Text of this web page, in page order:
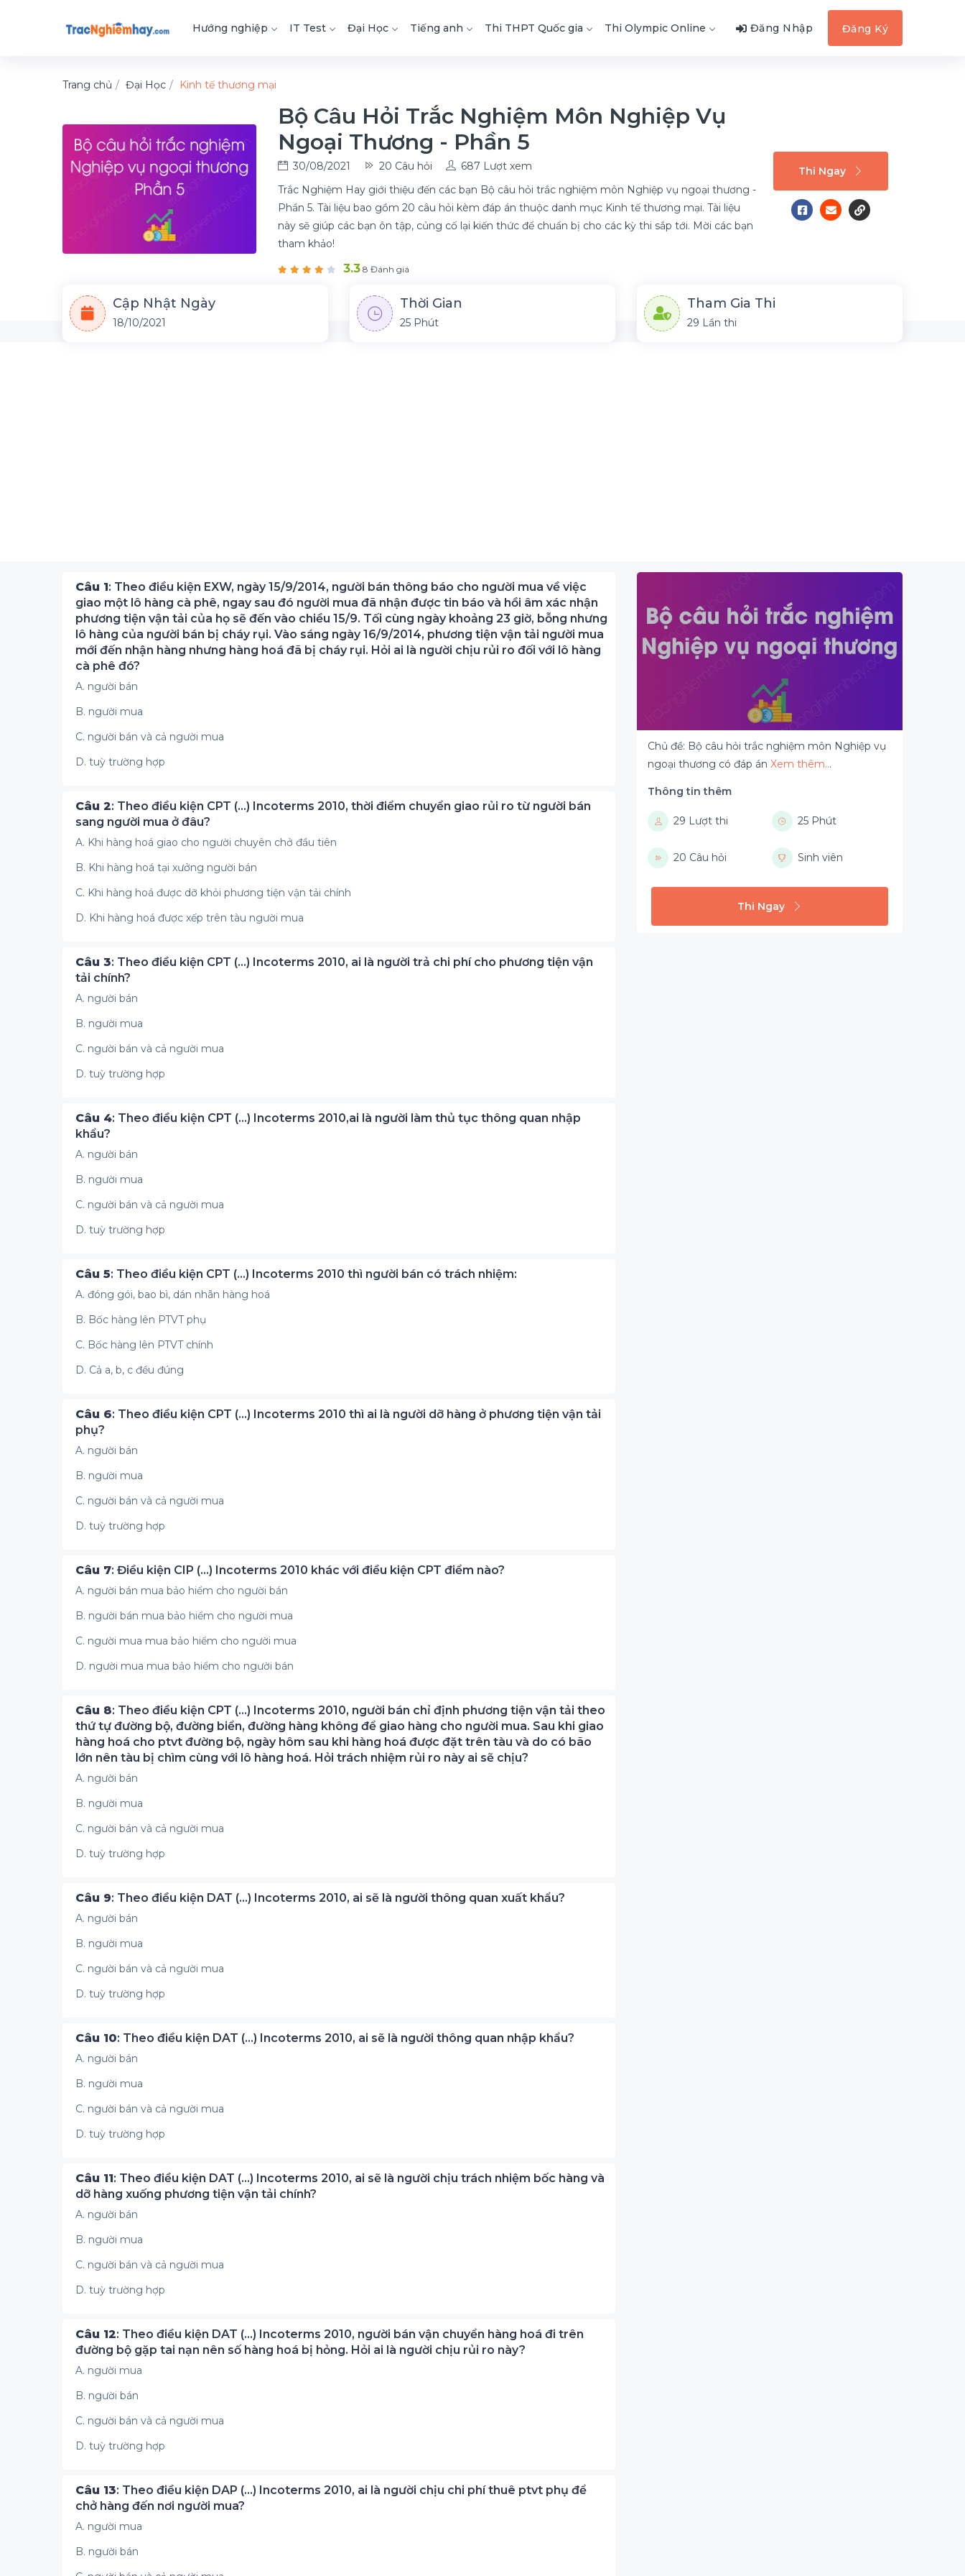
Hướng nghiệp IT Test Đại Học Tiếng anh Thi THPT Quốc gia Thi Olympic Online Đăng Nhập Đăng Ký
Trang chủ Đại Học Kinh tế thương mại
Bộ Câu Hỏi Trắc Nghiệm Môn Nghiệp Vụ
Ngoại Thương - Phần 5
30/08/2021 20 Câu hỏi
687 Lượt xem
Trắc Nghiệm Hay giới thiệu đến các bạn Bộ câu hỏi trắc nghiệm môn Nghiệp vụ ngoại thương -
Phần 5. Tài liệu bao gồm 20 câu hỏi kèm đáp án thuộc danh mục Kinh tế thương mại. Tài liệu
này sẽ giúp các bạn ôn tập, củng cố lại kiến thức để chuẩn bị cho các kỳ thi sắp tới. Mời các bạn
tham khảo!
3.3 8 Đánh giá
Thi Ngay
Cập Nhật Ngày
18/10/2021
Thời Gian
25 Phút
Tham Gia Thi
29 Lần thi
Câu 1: Theo điều kiện EXW, ngày 15/9/2014, người bán thông báo cho người mua về việc
giao một lô hàng cà phê, ngay sau đó người mua đã nhận được tin báo và hồi âm xác nhận
phương tiện vận tải của họ sẽ đến vào chiều 15/9. Tối cùng ngày khoảng 23 giờ, bỗng nhưng
lô hàng của người bán bị cháy rụi. Vào sáng ngày 16/9/2014, phương tiện vận tải người mua
mới đến nhận hàng nhưng hàng hoá đã bị cháy rụi. Hỏi ai là người chịu rủi ro đối với lô hàng
cà phê đó?
A. người bán
B. người mua
C. người bán và cả người mua
D. tuỳ trường hợp
Câu 2: Theo điều kiện CPT (...) Incoterms 2010, thời điểm chuyển giao rủi ro từ người bán
sang người mua ở đâu?
A. Khi hàng hoá giao cho người chuyên chở đầu tiên
B. Khi hàng hoá tại xưởng người bán
C. Khi hàng hoá được dỡ khỏi phương tiện vận tải chính
D. Khi hàng hoá được xếp trên tàu người mua
Câu 3: Theo điều kiện CPT (...) Incoterms 2010, ai là người trả chi phí cho phương tiện vận
tải chính?
A. người bán
B. người mua
C. người bán và cả người mua
D. tuỳ trường hợp
Câu 4: Theo điều kiện CPT (...) Incoterms 2010,ai là người làm thủ tục thông quan nhập
khẩu?
A. người bán
B. người mua
C. người bán và cả người mua
D. tuỳ trường hợp
Câu 5: Theo điều kiện CPT (...) Incoterms 2010 thì người bán có trách nhiệm:
A. đóng gói, bao bì, dán nhãn hàng hoá
B. Bốc hàng lên PTVT phụ
C. Bốc hàng lên PTVT chính
D. Cả a, b, c đều đúng
Câu 6: Theo điều kiện CPT (...) Incoterms 2010 thì ai là người dỡ hàng ở phương tiện vận tải
phụ?
A. người bán
B. người mua
C. người bán và cả người mua
D. tuỳ trường hợp
Câu 7: Điều kiện CIP (...) Incoterms 2010 khác với điều kiện CPT điểm nào?
A. người bán mua bảo hiểm cho người bán
B. người bán mua bảo hiểm cho người mua
C. người mua mua bảo hiểm cho người mua
D. người mua mua bảo hiểm cho người bán
Câu 8: Theo điều kiện CPT (...) Incoterms 2010, người bán chỉ định phương tiện vận tải theo
thứ tự đường bộ, đường biển, đường hàng không để giao hàng cho người mua. Sau khi giao
hàng hoá cho ptvt đường bộ, ngày hôm sau khi hàng hoá được đặt trên tàu và do có bão
lớn nên tàu bị chìm cùng với lô hàng hoá. Hỏi trách nhiệm rủi ro này ai sẽ chịu?
A. người bán
B. người mua
C. người bán và cả người mua
D. tuỳ trường hợp
Câu 9: Theo điều kiện DAT (...) Incoterms 2010, ai sẽ là người thông quan xuất khẩu?
A. người bán
B. người mua
C. người bán và cả người mua
D. tuỳ trường hợp
Câu 10: Theo điều kiện DAT (...) Incoterms 2010, ai sẽ là người thông quan nhập khẩu?
A. người bán
B. người mua
C. người bán và cả người mua
D. tuỳ trường hợp
Câu 11: Theo điều kiện DAT (...) Incoterms 2010, ai sẽ là người chịu trách nhiệm bốc hàng và
dỡ hàng xuống phương tiện vận tải chính?
A. người bán
B. người mua
C. người bán và cả người mua
D. tuỳ trường hợp
Câu 12: Theo điều kiện DAT (...) Incoterms 2010, người bán vận chuyển hàng hoá đi trên
đường bộ gặp tai nạn nên số hàng hoá bị hỏng. Hỏi ai là người chịu rủi ro này?
A. người mua
B. người bán
C. người bán và cả người mua
D. tuỳ trường hợp
Câu 13: Theo điều kiện DAP (...) Incoterms 2010, ai là người chịu chi phí thuê ptvt phụ để
chở hàng đến nơi người mua?
A. người mua
B. người bán
Chủ đề: Bộ câu hỏi trắc nghiệm môn Nghiệp vụ
ngoại thương có đáp án Xem thêm...
Thông tin thêm
29 Lượt thi 25 Phút
20 Câu hỏi Sinh viên
Thi Ngay